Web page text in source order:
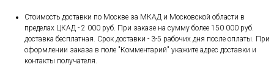
Стоимость доставки по Москве за МКАД и Московской области в
пределах ЦКАД - 2 000 руб. При заказе на сумму более 150 000 руб.
доставка бесплатная. Срок доставки - 3-5 рабочих дня после оплаты. При
оформлении заказа в поле "Комментарий" укажите адрес доставки и
контакты получателя.